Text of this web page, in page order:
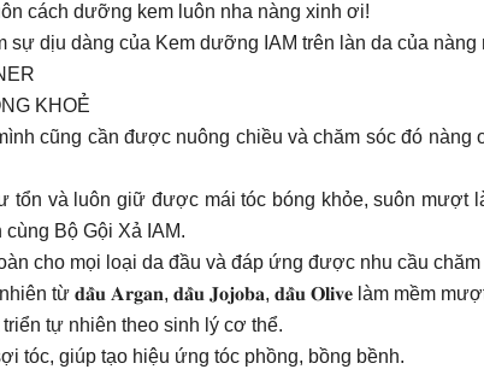
cách dưỡng kem luôn nha nàng xinh ơi!
sự dịu dàng của Kem dưỡng IAM trên làn da của nàng
KHOẺ
cũng cần được nuông chiều và chăm sóc đó
tổn và luôn giữ được mái tóc bóng khỏe, suôn mượt
Bộ Gội Xả IAM.
cho mọi loại da đầu và đáp ứng được nhu cầu
từ 𝐝𝐚̂̀𝐮 𝐀𝐫𝐠𝐚𝐧, 𝐝𝐚̂̀𝐮 𝐉𝐨𝐣𝐨𝐛𝐚, 𝐝𝐚̂̀𝐮 𝐎𝐥𝐢𝐯𝐞 làm mềm
tự nhiên theo sinh lý cơ thể.
tóc, giúp tạo hiệu ứng tóc phồng, bồng bềnh.